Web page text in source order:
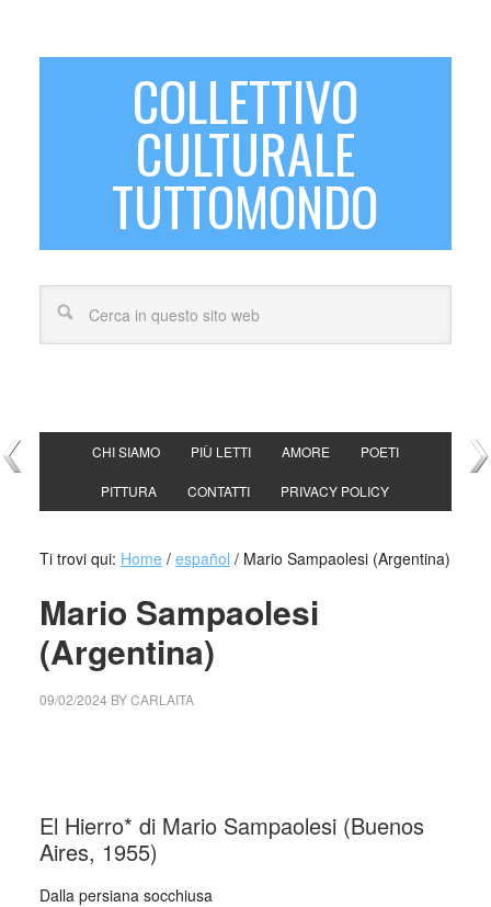
COLLETTIVO
CULTURALE
TUTTOMONDO
CHI SIAMO PIÙ LETTI AMORE POETI
PITTURA CONTATTI PRIVACY POLICY
Ti trovi qui: Home / español /Mario Sampaolesi (Argentina)
Mario Sampaolesi
(Argentina)
09/02/2024 BYCARLAITA
El Hierro* di Mario Sampaolesi (Buenos
Aires, 1955)
Dalla persiana socchiusa